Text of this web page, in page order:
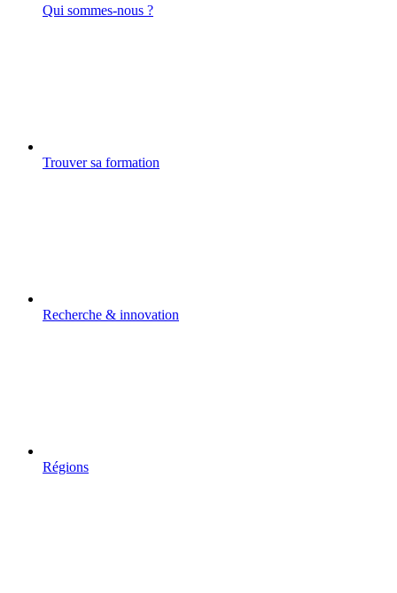
Qui sommes-nous ?
Trouver sa formation
Recherche & innovation
Régions